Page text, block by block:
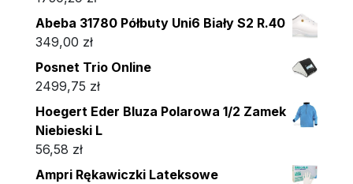
Abeba 31780 Półbuty Uni6 Biały S2 R.40
349,00 zł
Posnet Trio Online
2499,75 zł
Hoegert Eder Bluza Polarowa 1/2 Zamek
Niebieski L
56,58 zł
Ampri Rękawiczki Lateksowe